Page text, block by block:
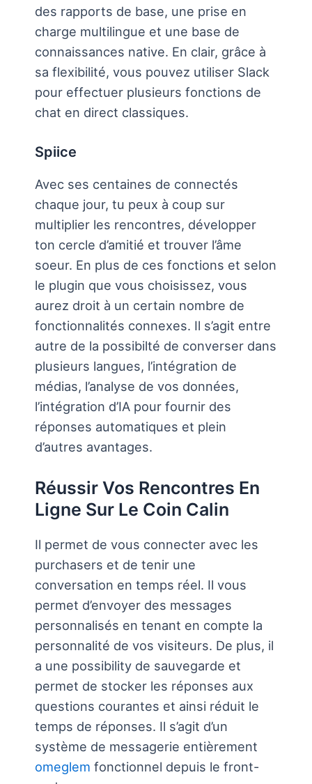
des rapports de base, une prise en
charge multilingue et une base de
connaissances native. En clair, grâce à
sa flexibilité, vous pouvez utiliser Slack
pour effectuer plusieurs fonctions de
chat en direct classiques.
Spiice
Avec ses centaines de connectés
chaque jour, tu peux à coup sur
multiplier les rencontres, développer
ton cercle d’amitié et trouver l’âme
soeur. En plus de ces fonctions et selon
le plugin que vous choisissez, vous
aurez droit à un certain nombre de
fonctionnalités connexes. Il s’agit entre
autre de la possibilté de converser dans
plusieurs langues, l’intégration de
médias, l’analyse de vos données,
l’intégration d’IA pour fournir des
réponses automatiques et plein
d’autres avantages.
Réussir Vos Rencontres En
Ligne Sur Le Coin Calin
Il permet de vous connecter avec les
purchasers et de tenir une
conversation en temps réel. Il vous
permet d’envoyer des messages
personnalisés en tenant en compte la
personnalité de vos visiteurs. De plus, il
a une possibility de sauvegarde et
permet de stocker les réponses aux
questions courantes et ainsi réduit le
temps de réponses. Il s’agit d’un
système de messagerie entièrement
omeglem fonctionnel depuis le front-